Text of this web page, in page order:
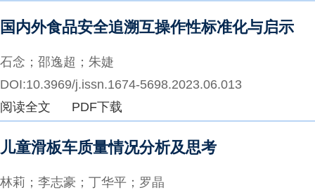
国内外食品安全追溯互操作性标准化与启示
石念；邵逸超；朱婕
DOI:10.3969/j.issn.1674-5698.2023.06.013
阅读全文
PDF下载
儿童滑板车质量情况分析及思考
林莉；李志豪；丁华平；罗晶